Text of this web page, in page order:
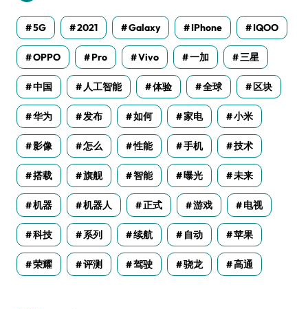
5G 2021 Galaxy IPhone IQOO
OPPO Pro Vivo 一加 三星
中国 人工智能 体验 全球 区块
华为 发布 如何 家电 小米
影像 怎么 性能 手机 技术
搭载 旗舰 智能 曝光 未来
机器 机器人 正式 游戏 电视
科技 系列 续航 自动 苹果
荣耀 评测 驾驶 骁龙 高通